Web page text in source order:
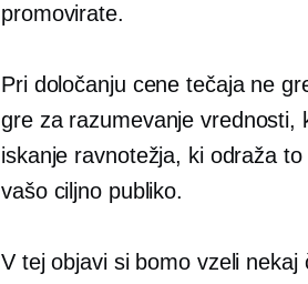
promovirate.
Pri določanju cene tečaja ne
gre za razumevanje vrednosti,
iskanje ravnotežja, ki odraža
vašo ciljno publiko.
V tej objavi si bomo vzeli